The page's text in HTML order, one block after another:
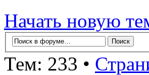
Начать новую
Тем: 233 •